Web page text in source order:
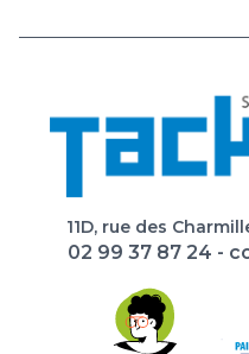
11D, rue des
02 99 37 87 24 -